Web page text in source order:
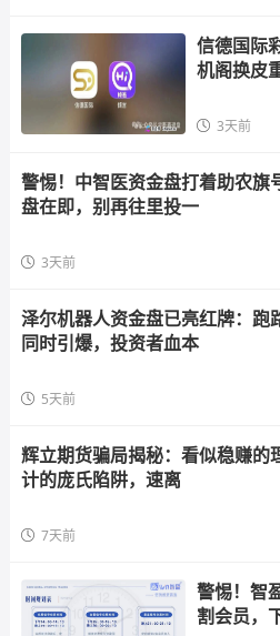
信德国际
机阁换皮
3天前
警惕！中智医资金盘打着助农旗
盘在即，别再往里投一
3天前
泽尔机器人资金盘已亮红牌：跑
同时引爆，投资者血本
5天前
辉立期货骗局揭秘：看似稳赚的
计的庞氏陷阱，速离
7天前
警惕！智
割会员，